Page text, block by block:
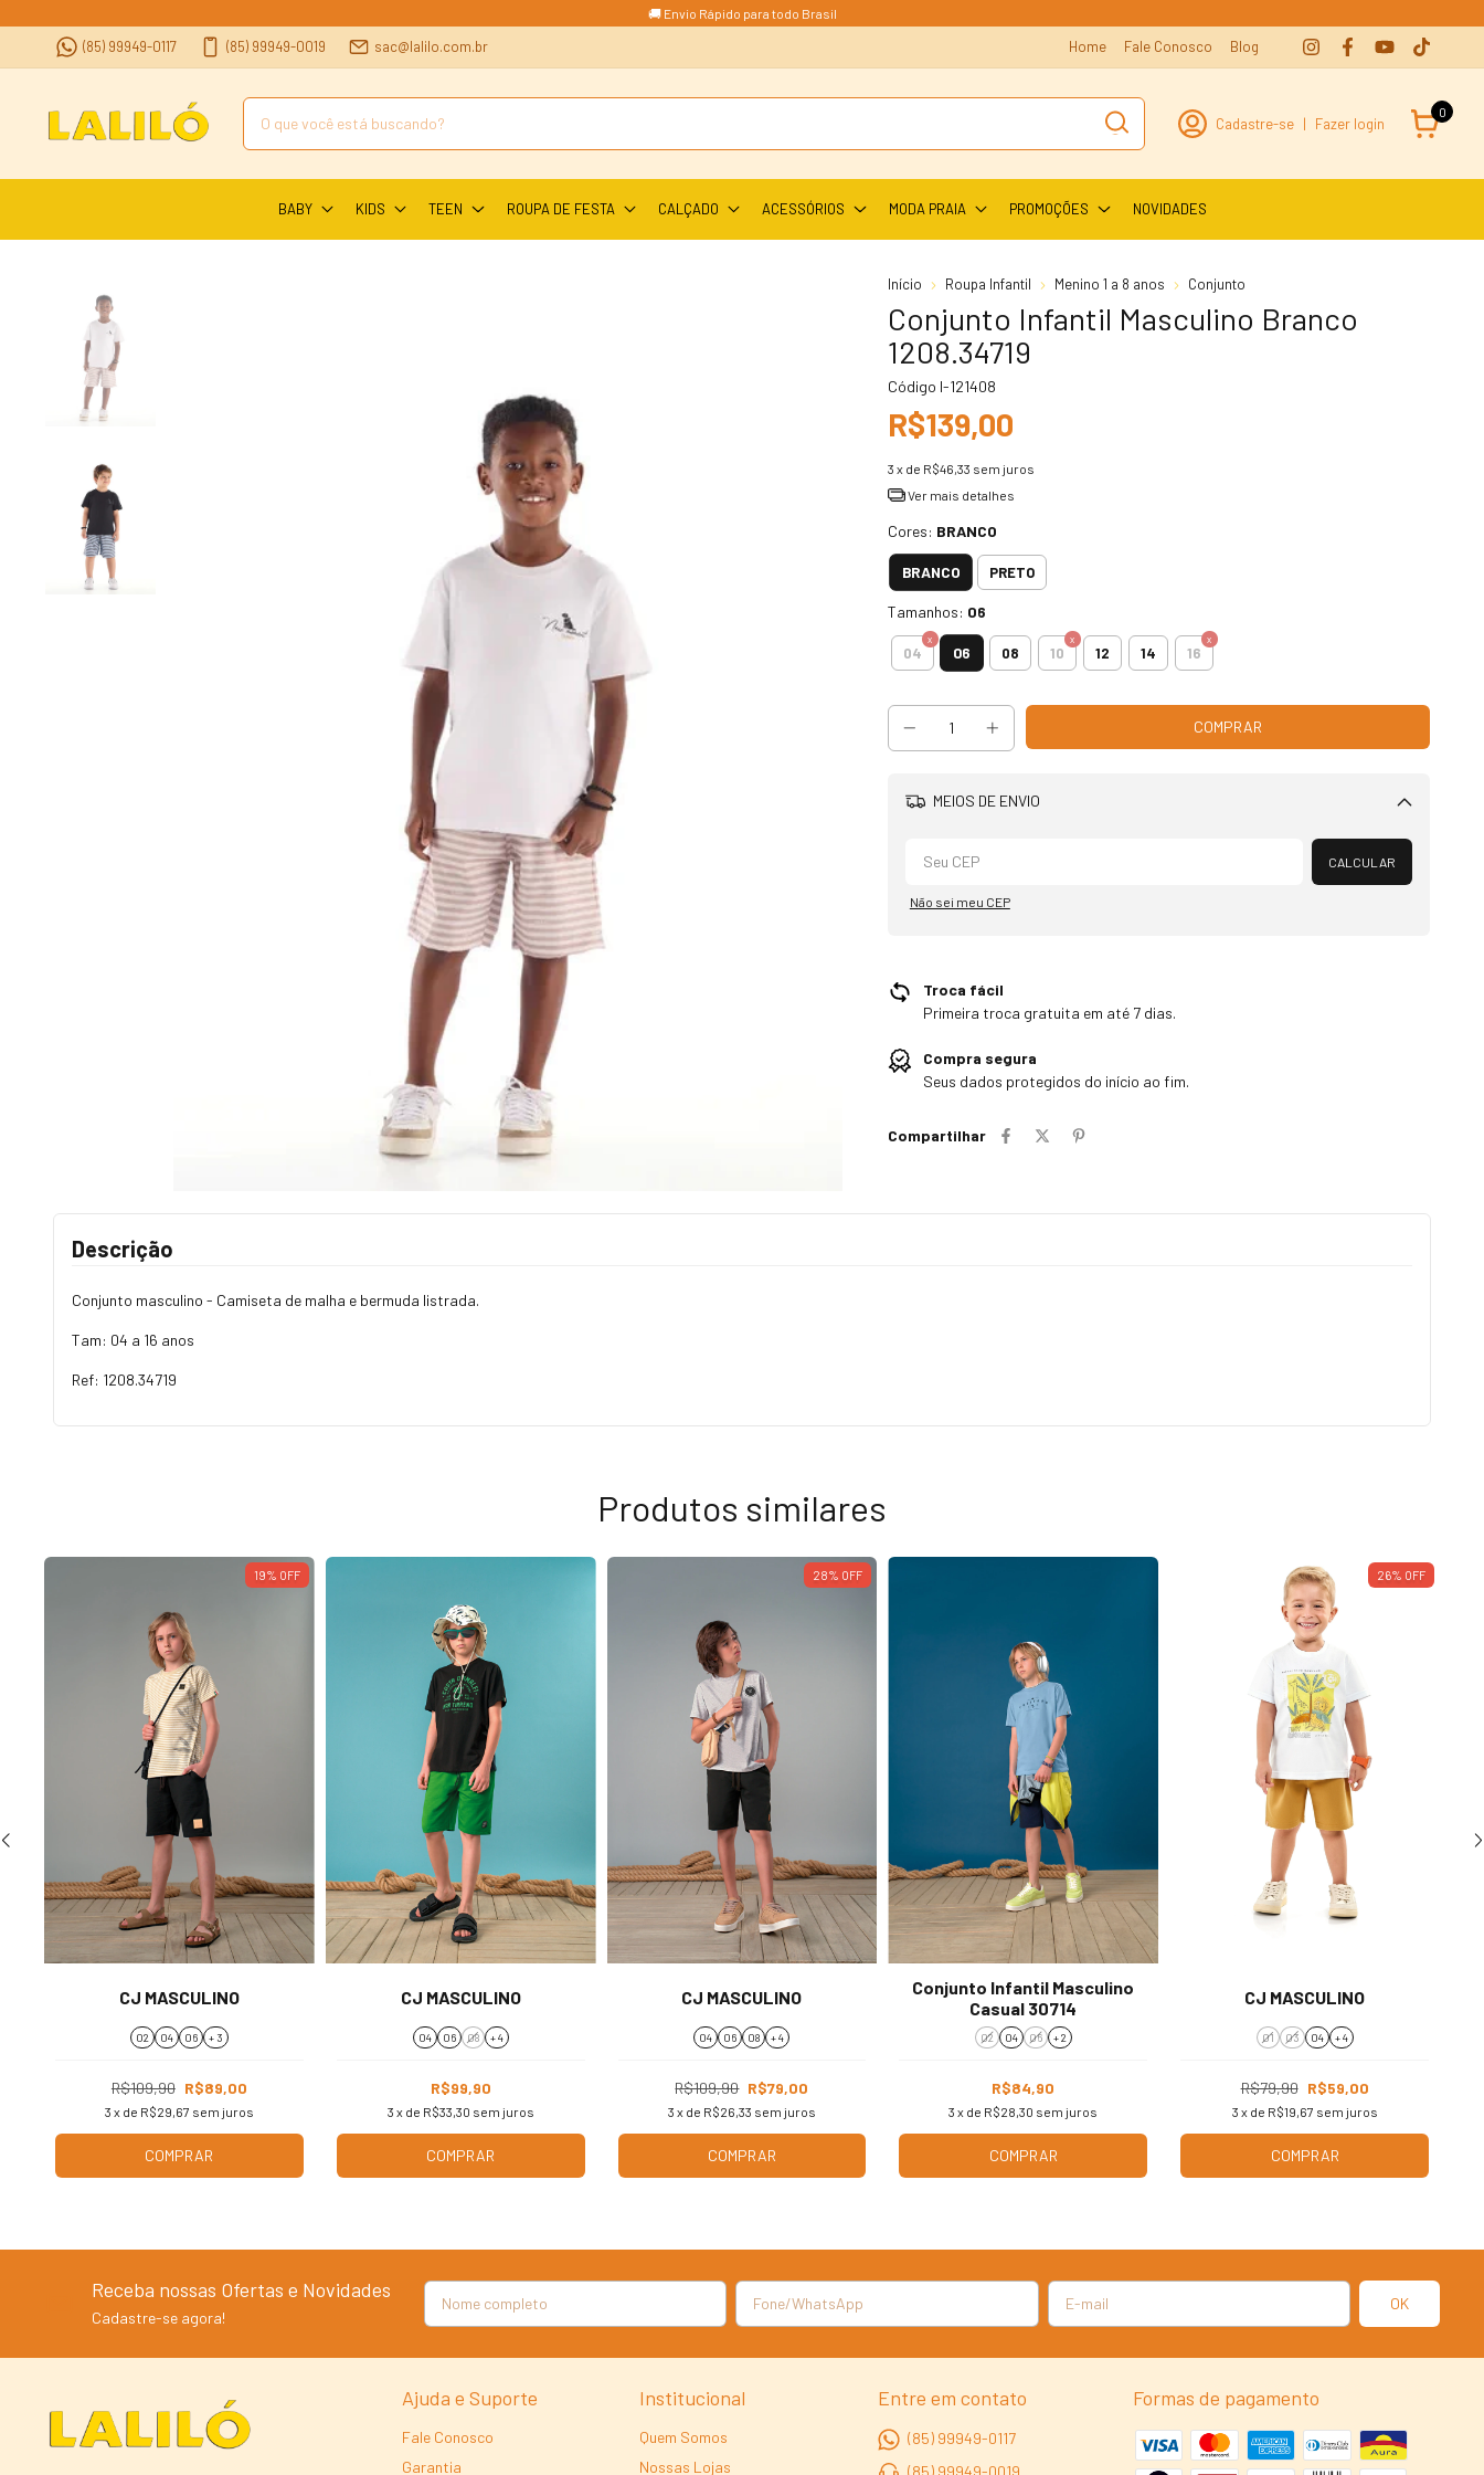
🚚 Envio Rápido para todo Brasil
(85) 99949-0117 (85) 99949-0019 sac@lalilo.com.br Home Fale Conosco Blog
Cadastre-se | Fazer login
0
BABY KIDS TEEN ROUPA DE FESTA CALÇADO ACESSÓRIOS MODA PRAIA PROMOÇÕES NOVIDADES
Início Roupa Infantil Menino 1 a 8 anos Conjunto
Conjunto Infantil Masculino Branco
1208.34719
Código I-121408
R$139,00
3 x de R$46,33 sem juros
Ver mais detalhes
Cores: BRANCO
BRANCO PRETO
Tamanhos: 06
04 06 08 10 12 14 16
MEIOS DE ENVIO
Alterar CEP
CALCULAR
Não sei meu CEP
Troca fácil
Primeira troca gratuita em até 7 dias.
Compra segura
Seus dados protegidos do início ao fim.
Compartilhar
Descrição
Conjunto masculino - Camiseta de malha e bermuda listrada.
Tam: 04 a 16 anos
Ref: 1208.34719
Produtos similares
19% OFF
CJ MASCULINO
02 04 06 + 3
R$109,90 R$89,00
3 x de R$29,67 sem juros
COMPRAR
CJ MASCULINO
04 06 08 + 4
R$99,90
3 x de R$33,30 sem juros
COMPRAR
28% OFF
CJ MASCULINO
04 06 08 + 4
R$109,90 R$79,00
3 x de R$26,33 sem juros
COMPRAR
Conjunto Infantil Masculino
Casual 30714
02 04 06 + 2
R$84,90
3 x de R$28,30 sem juros
COMPRAR
26% OFF
CJ MASCULINO
01 03 04 + 4
R$79,90 R$59,00
3 x de R$19,67 sem juros
COMPRAR
Receba nossas Ofertas e Novidades
Cadastre-se agora!
Ajuda e Suporte
Fale Conosco
Garantia
Institucional
Quem Somos
Nossas Lojas
Entre em contato
(85) 99949-0117
(85) 99949-0019
Formas de pagamento